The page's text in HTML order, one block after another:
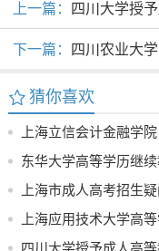
（1）全部课程的平均
性教学环节经再次修读
生学习期间，文科累计
学分；专升本学生学习
科不超过22学分。
语三级（PETS）（上
上一篇： 四川大学授予成
下一篇： 四川农业大
猜你喜欢
上海立信会计金融学
置
东华大学高等学历继
简章
上海市成人高考招生
上海应用技术大学高
等教育）招生简章
四川大学授予成人高